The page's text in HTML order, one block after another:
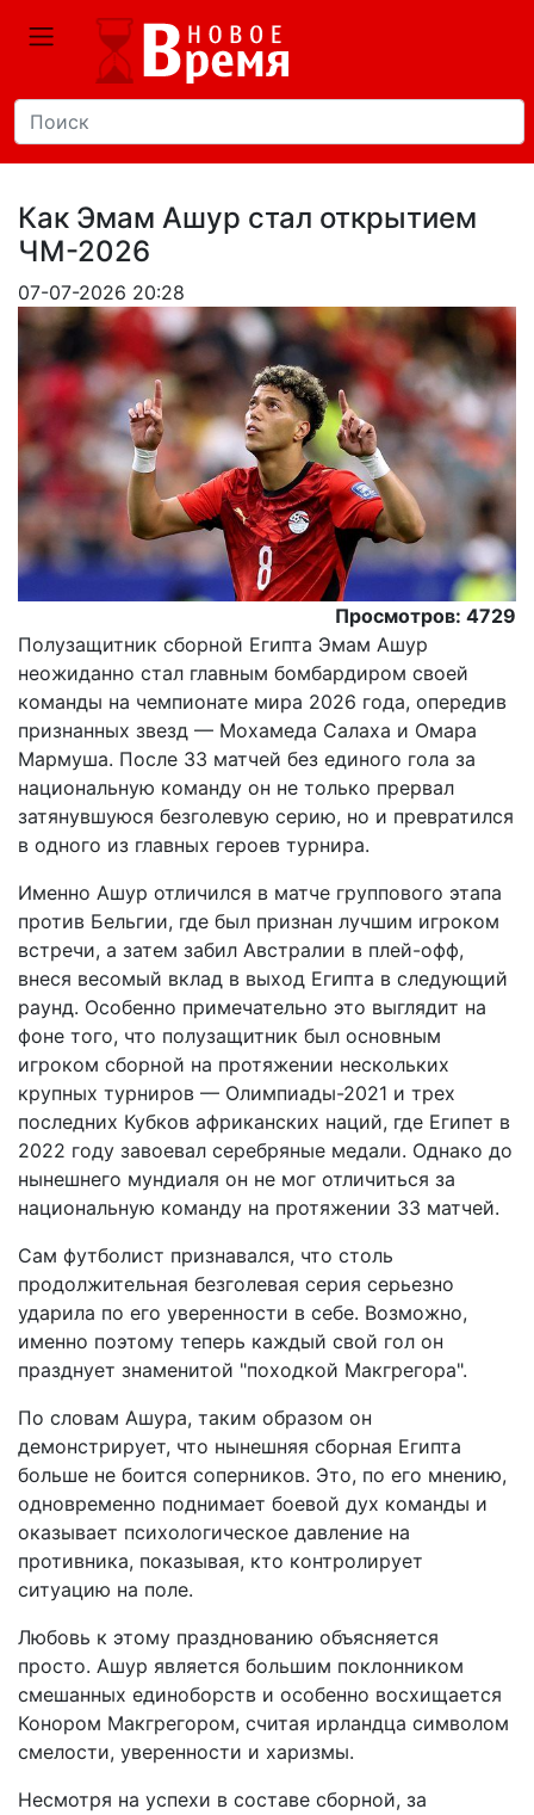
Как Эмам Ашур стал открытием
ЧМ-2026
07-07-2026 20:28
Просмотров: 4729
Полузащитник сборной Египта Эмам Ашур
неожиданно стал главным бомбардиром своей
команды на чемпионате мира 2026 года, опередив
признанных звезд — Мохамеда Салаха и Омара
Мармуша. После 33 матчей без единого гола за
национальную команду он не только прервал
затянувшуюся безголевую серию, но и превратился
в одного из главных героев турнира.
Именно Ашур отличился в матче группового этапа
против Бельгии, где был признан лучшим игроком
встречи, а затем забил Австралии в плей-офф,
внеся весомый вклад в выход Египта в следующий
раунд. Особенно примечательно это выглядит на
фоне того, что полузащитник был основным
игроком сборной на протяжении нескольких
крупных турниров — Олимпиады-2021 и трех
последних Кубков африканских наций, где Египет в
2022 году завоевал серебряные медали. Однако до
нынешнего мундиаля он не мог отличиться за
национальную команду на протяжении 33 матчей.
Сам футболист признавался, что столь
продолжительная безголевая серия серьезно
ударила по его уверенности в себе. Возможно,
именно поэтому теперь каждый свой гол он
празднует знаменитой "походкой Макгрегора".
По словам Ашура, таким образом он
демонстрирует, что нынешняя сборная Египта
больше не боится соперников. Это, по его мнению,
одновременно поднимает боевой дух команды и
оказывает психологическое давление на
противника, показывая, кто контролирует
ситуацию на поле.
Любовь к этому празднованию объясняется
просто. Ашур является большим поклонником
смешанных единоборств и особенно восхищается
Конором Макгрегором, считая ирландца символом
смелости, уверенности и харизмы.
Несмотря на успехи в составе сборной, за